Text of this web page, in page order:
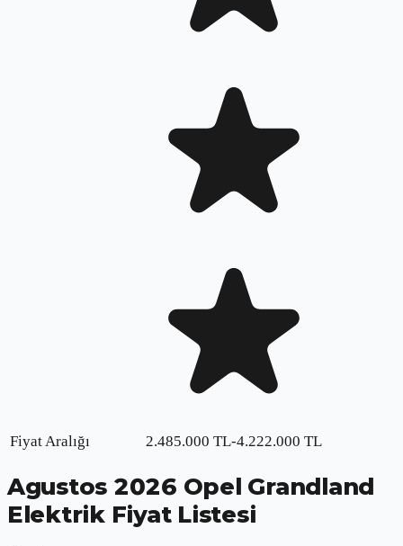
Fiyat Aralığı 2.485.000 TL-4.222.000 TL
Agustos 2026 Opel Grandland
Elektrik Fiyat Listesi